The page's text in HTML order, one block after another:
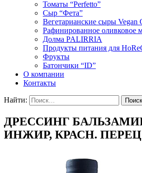
Томаты “Perfetto”
Сыр “Фета”
Вегетарианские сыры Vegan
Рафинированное оливковое
Долма PALIRRIA
Продукты питания для
Фрукты
Батончики “ID”
О компании
Контакты
Найти:
ДРЕССИНГ
ИНЖИР, КРАСН. ПЕРЕЦ